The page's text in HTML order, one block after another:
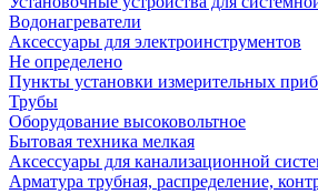
Водонагреватели
Аксессуары для электроинструментов
Не определено
Пункты установки измерительных
Трубы
Оборудование высоковольтное
Бытовая техника мелкая
Аксессуары для канализационной
Арматура трубная, распределение,